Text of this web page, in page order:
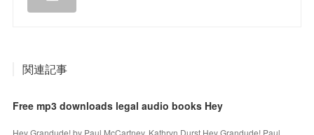
関連記事
Free mp3 downloads legal audio books Hey
Hey Grandude! by Paul McCartney, Kathryn Durst Hey Grandude! Paul